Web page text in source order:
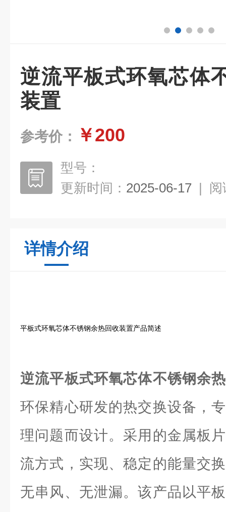
逆流平板式环氧芯体
装置
参考价： ￥200
型号：
更新时间： 2025-06-17 | 阅
详情介绍
平板式环氧芯体不锈钢余热回收装置产品简述
逆流平板式环氧芯体不锈钢余
环保精心研发的热交换设备，
理问题而设计。采用的金属板
流方式，实现、稳定的能量交
无串风、无泄漏。该产品以平